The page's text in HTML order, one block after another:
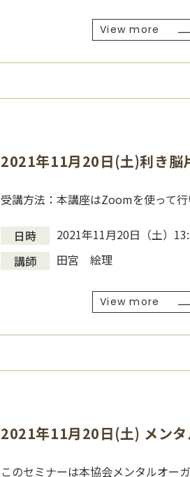
View more
2021年11月20日(土)利き脳
受講方法：本講座はZoomを使って
日時
2021年11月20日（土）
講師
田宮 絵理
View more
2021年11月20日(土) メン
このセミナーは本協会メンタルオー